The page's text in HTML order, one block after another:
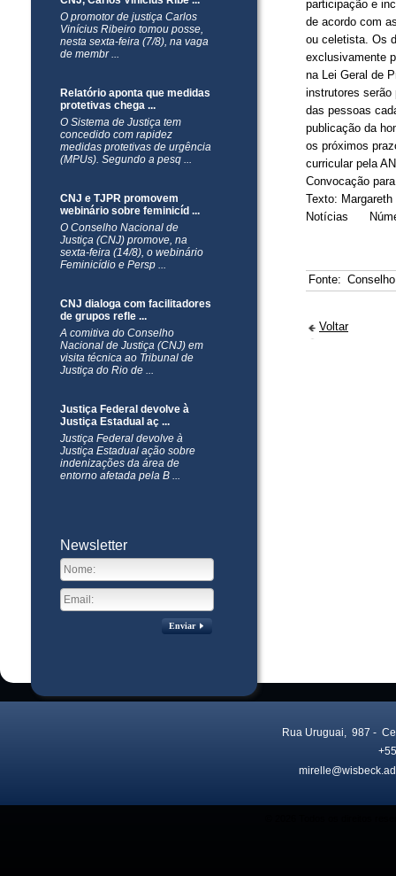
O promotor de justiça Carlos
Vinícius Ribeiro tomou posse,
nesta sexta-feira (7/8), na vaga
de membr ...
Relatório aponta que medidas
protetivas chega ...
O Sistema de Justiça tem
concedido com rapidez
medidas protetivas de urgência
(MPUs). Segundo a pesq ...
CNJ e TJPR promovem
webinário sobre feminicíd ...
O Conselho Nacional de
Justiça (CNJ) promove, na
sexta-feira (14/8), o webinário
Feminicídio e Persp ...
CNJ dialoga com facilitadores
de grupos refle ...
A comitiva do Conselho
Nacional de Justiça (CNJ) em
visita técnica ao Tribunal de
Justiça do Rio de ...
Justiça Federal devolve à
Justiça Estadual aç ...
Justiça Federal devolve à
Justiça Estadual ação sobre
indenizações da área de
entorno afetada pela B ...
Newsletter
Enviar
participação e
de acordo com
ou celetista. Os
exclusivamente
na Lei Geral de
instrutores serão
das pessoas
publicação da
os próximos
curricular pela
Convocação
Texto:
Notícias
Fonte:
Voltar
Rua Uruguai, 987 -